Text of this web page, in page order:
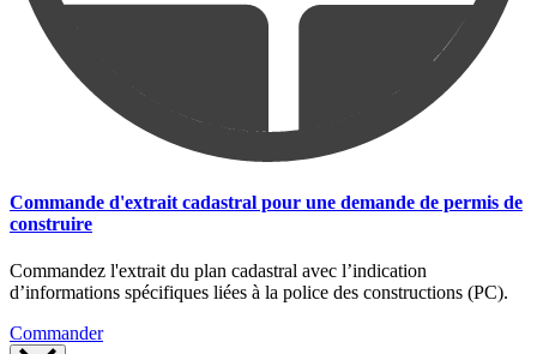
Commande d'extrait cadastral pour une demande de permis de
construire
Commandez l'extrait du plan cadastral avec l’indication
d’informations spécifiques liées à la police des constructions (PC).
Commander